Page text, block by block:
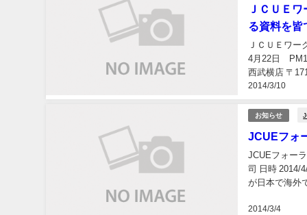
ＪＣＵＥ
る資料を皆
2014/3/10
ＪＣＵＥワ
4月22日
西武横店 〒
お知らせ
JCUEフォ
2014/3/4
JCUEフォー
司 日時 2014/
が日本で海外